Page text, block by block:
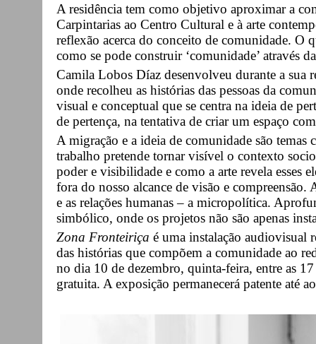
A residência tem como objetivo aproximar a
Carpintarias ao Centro Cultural e à arte
reflexão acerca do conceito de comunidade. O
como se pode construir ‘comunidade’ através
Camila Lobos Díaz desenvolveu durante a
onde recolheu as histórias das pessoas da
visual e conceptual que se centra na ideia de
de pertença, na tentativa de criar um espaço
A migração e a ideia de comunidade são temas
trabalho pretende tornar visível o contexto
poder e visibilidade e como a arte revela esses
fora do nosso alcance de visão e compreensão.
e as relações humanas – a micropolítica.
simbólico, onde os projetos não são apenas
Zona Fronteiriça é uma instalação audiovisual
das histórias que compõem a comunidade ao
no dia 10 de dezembro, quinta-feira, entre as
gratuita. A exposição permanecerá patente até